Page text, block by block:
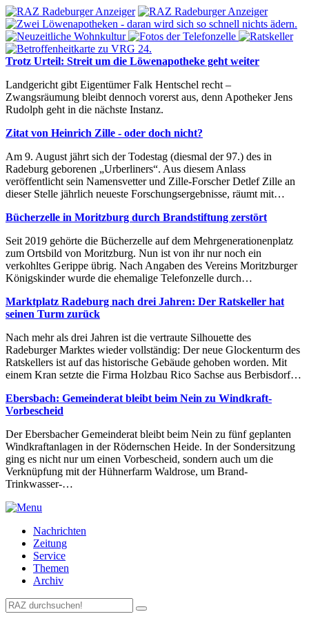
Trotz Urteil: Streit um die Löwenapotheke geht weiter
Landgericht gibt Eigentümer Falk Hentschel recht –
Zwangsräumung bleibt dennoch vorerst aus, denn Apotheker Jens
Rudolph geht in die nächste Instanz.
Zitat von Heinrich Zille - oder doch nicht?
Am 9. August jährt sich der Todestag (diesmal der 97.) des in
Radeburg geborenen „Urberliners“. Aus diesem Anlass
veröffentlicht sein Namensvetter und Zille-Forscher Detlef Zille an
dieser Stelle jährlich neueste Forschungsergebnisse, räumt mit…
Bücherzelle in Moritzburg durch Brandstiftung zerstört
Seit 2019 gehörte die Bücherzelle auf dem Mehrgenerationenplatz
zum Ortsbild von Moritzburg. Nun ist von ihr nur noch ein
verkohltes Gerippe übrig. Nach Angaben des Vereins Moritzburger
Königskinder wurde die ehemalige Telefonzelle durch…
Marktplatz Radeburg nach drei Jahren: Der Ratskeller hat
seinen Turm zurück
Nach mehr als drei Jahren ist die vertraute Silhouette des
Radeburger Marktes wieder vollständig: Der neue Glockenturm des
Ratskellers ist auf das historische Gebäude gehoben worden. Mit
einem Kran setzte die Firma Holzbau Rico Sachse aus Berbisdorf…
Ebersbach: Gemeinderat bleibt beim Nein zu Windkraft-
Vorbescheid
Der Ebersbacher Gemeinderat bleibt beim Nein zu fünf geplanten
Windkraftanlagen in der Rödernschen Heide. In der Sondersitzung
ging es nicht nur um einen Vorbescheid, sondern auch um die
Verknüpfung mit der Hühnerfarm Waldrose, um Brand-
Trinkwasser-…
Nachrichten
Zeitung
Service
Themen
Archiv